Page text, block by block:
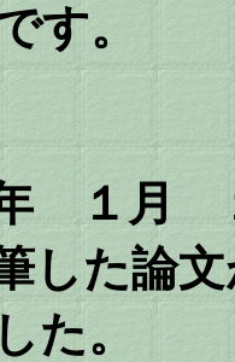
す。
１月
した論
た。